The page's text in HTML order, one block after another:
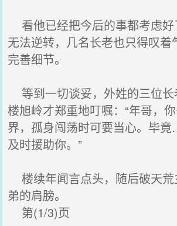
看他已经把今后的事都考虑好
无法逆转，几名长老也只得叹着
完善细节。
等到一切谈妥，外姓的三位长
楼旭岭才郑重地叮嘱：“年哥，
界，孤身闯荡时可要当心。毕
及时援助你。”
楼续年闻言点头，随后破天荒
弟的肩膀。
第(1/3)页